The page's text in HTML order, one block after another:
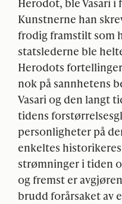
Kunstnerne han
frodig framstilt som
statslederne ble
Herodots
nok på sannhetens
Vasari og den langt
tidens
personligheter på
enkeltes
strømninger i tiden
og fremst er
brudd forårsaket av